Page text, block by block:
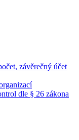
závěrečný účet
dle § 26 zákona